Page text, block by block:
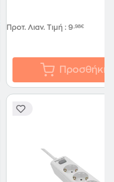
Προτ. Λιαν. Τιμή : 9,98€
Προσθήκη